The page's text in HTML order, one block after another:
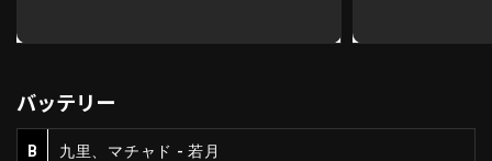
バッテリー
B 九里、マチャド - 若月